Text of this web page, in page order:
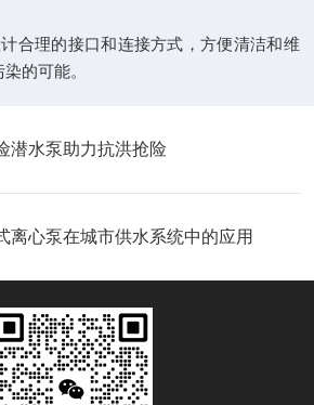
理的接口和连接方式，方便清洁和维
的可能。
潜水泵助力抗洪抢险
离心泵在城市供水系统中的应用